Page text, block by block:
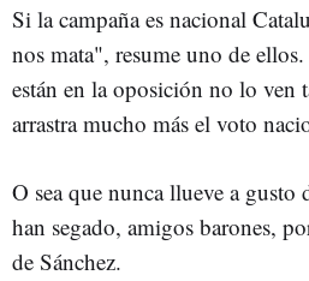
Si la campaña es nacional
nos mata", resume uno de
están en la oposición no lo ven
arrastra mucho más el voto
O sea que nunca llueve a gusto
han segado, amigos barones,
de Sánchez.